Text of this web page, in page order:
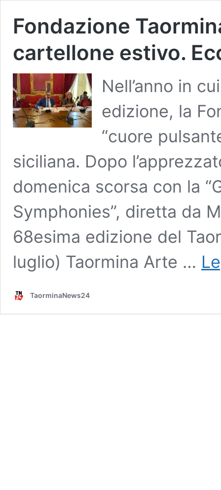
Fondazione
cartellone estivo.
Nell’anno in
edizione, la
“cuore
siciliana. Dopo
domenica scorsa con la
Symphonies”, diretta da
68esima edizione del
luglio) Taormina Arte …
TaorminaNews24